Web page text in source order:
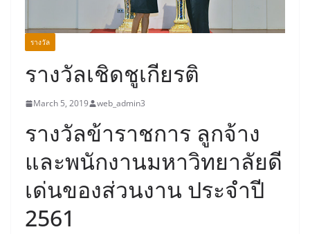
รางวัล
รางวัลเชิดชูเกียรติ
March 5, 2019 web_admin3
รางวัลข้าราชการ ลูกจ้าง
และพนักงานมหาวิทยาลัยดี
เด่นของส่วนงาน ประจำปี
2561